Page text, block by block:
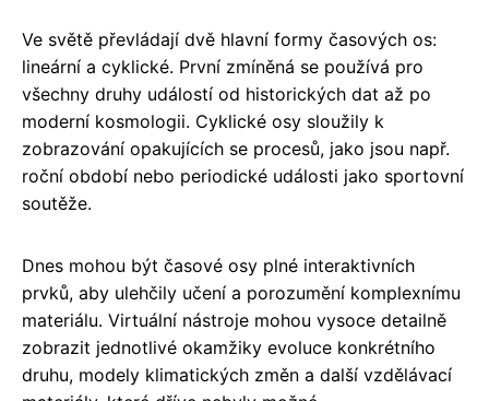
Ve světě převládají dvě hlavní formy časových os:
lineární a cyklické. První zmíněná se používá pro
všechny druhy událostí od historických dat až po
moderní kosmologii. Cyklické osy sloužily k
zobrazování opakujících se procesů, jako jsou např.
roční období nebo periodické události jako sportovní
soutěže.
Dnes mohou být časové osy plné interaktivních
prvků, aby ulehčily učení a porozumění komplexnímu
materiálu. Virtuální nástroje mohou vysoce detailně
zobrazit jednotlivé okamžiky evoluce konkrétního
druhu, modely klimatických změn a další vzdělávací